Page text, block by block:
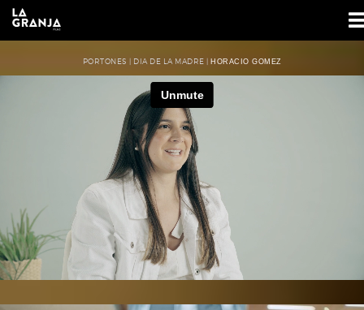
PORTONES | DIA DE LA MADRE | HORACIO GOMEZ